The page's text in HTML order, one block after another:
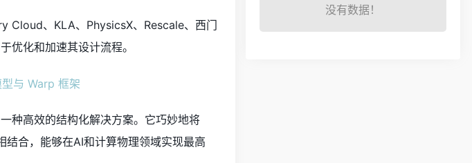
Cloud、KLA、PhysicsX、Rescale、西门
优化和加速其设计流程。
种高效的结构化解决方案。它巧妙地将
合，能够在AI和计算物理领域实现最高
没有数据！